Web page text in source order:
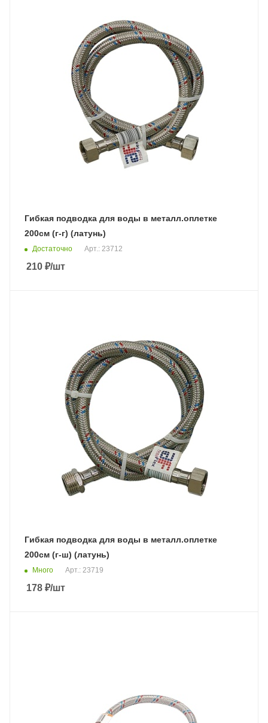
Гибкая подводка для воды в металл.оплетке
200см (г-г) (латунь)
Достаточно Арт.: 23712
210 ₽/шт
Гибкая подводка для воды в металл.оплетке
200см (г-ш) (латунь)
Много Арт.: 23719
178 ₽/шт